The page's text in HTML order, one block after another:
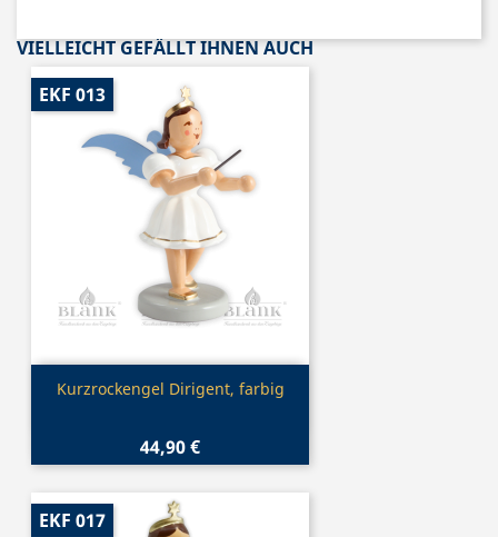
VIELLEICHT GEFÄLLT IHNEN AUCH
Vorschau
Kurzrockengel Dirigent, farbig
44,90 €
EKF 013
EKF 017